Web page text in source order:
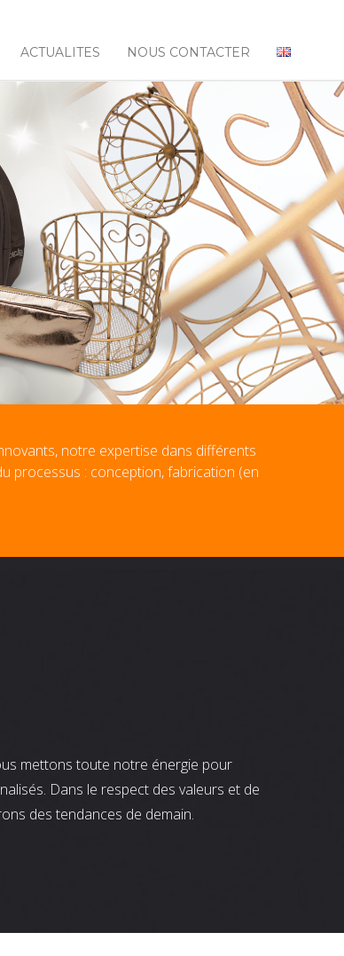
ACTUALITES NOUS CONTACTER
notre expertise dans différents
processus : conception, fabrication (en
mettons toute notre énergie pour
Dans le respect des valeurs et de
des tendances de demain.